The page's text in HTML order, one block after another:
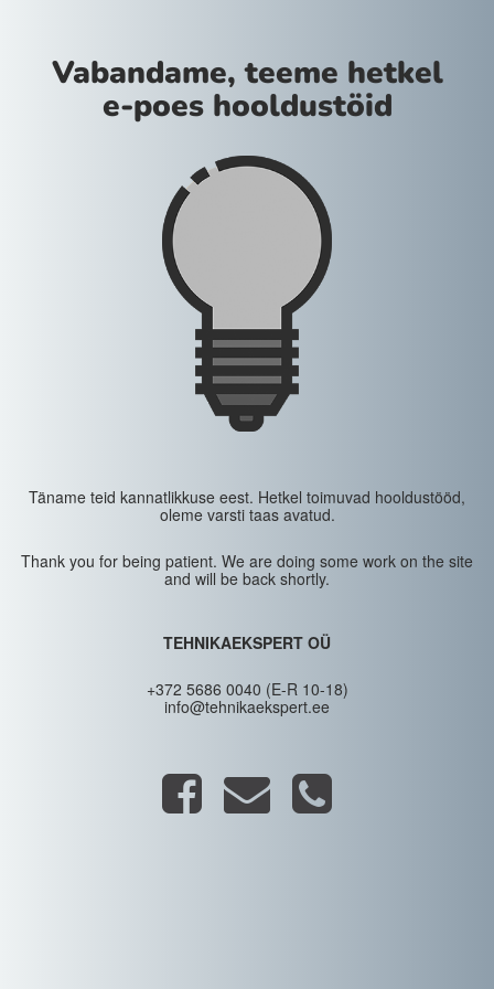
Vabandame, teeme hetkel
e-poes hooldustöid
Täname teid kannatlikkuse eest. Hetkel toimuvad hooldustööd,
oleme varsti taas avatud.
Thank you for being patient. We are doing some work on the site
and will be back shortly.
TEHNIKAEKSPERT OÜ
+372 5686 0040 (E-R 10-18)
info@tehnikaekspert.ee